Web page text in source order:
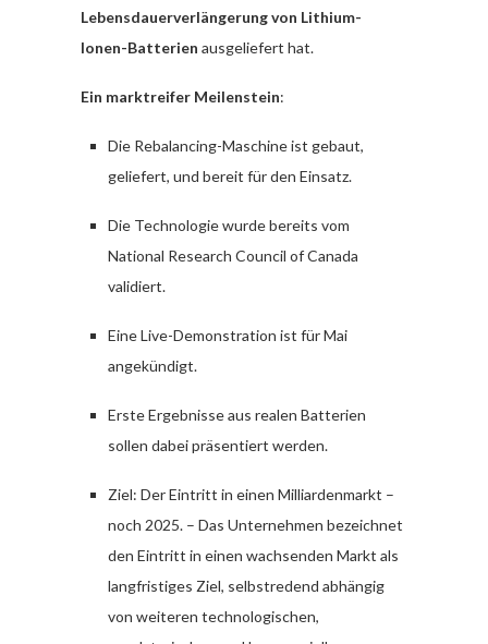
Lebensdauerverlängerung von Lithium-
Ionen-Batterien ausgeliefert hat.
Ein marktreifer Meilenstein:
Die Rebalancing-Maschine ist gebaut,
geliefert, und bereit für den Einsatz.
Die Technologie wurde bereits vom
National Research Council of Canada
validiert.
Eine Live-Demonstration ist für Mai
angekündigt.
Erste Ergebnisse aus realen Batterien
sollen dabei präsentiert werden.
Ziel: Der Eintritt in einen Milliardenmarkt –
noch 2025. – Das Unternehmen bezeichnet
den Eintritt in einen wachsenden Markt als
langfristiges Ziel, selbstredend abhängig
von weiteren technologischen,